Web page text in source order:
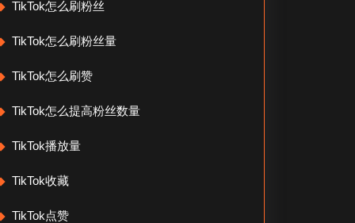
TikTok怎么刷粉丝
TikTok怎么刷粉丝量
TikTok怎么刷赞
TikTok怎么提高粉丝数量
TikTok播放量
TikTok收藏
TikTok点赞